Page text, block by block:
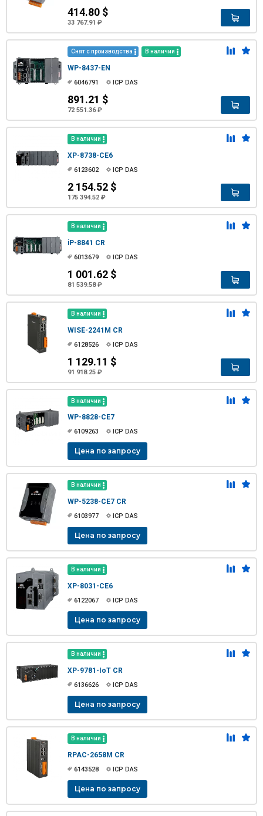
414.80 $
33 767.91 ₽
Снят с производства В наличии
WP-8437-EN
6046791 ICP DAS
891.21 $
72 551.36 ₽
В наличии
XP-8738-CE6
6123602 ICP DAS
2 154.52 $
175 394.52 ₽
В наличии
iP-8841 CR
6013679 ICP DAS
1 001.62 $
81 539.58 ₽
В наличии
WISE-2241M CR
6128526 ICP DAS
1 129.11 $
91 918.25 ₽
В наличии
WP-8828-CE7
6109263 ICP DAS
Цена по запросу
В наличии
WP-5238-CE7 CR
6103977 ICP DAS
Цена по запросу
В наличии
XP-8031-CE6
6122067 ICP DAS
Цена по запросу
В наличии
XP-9781-IoT CR
6136626 ICP DAS
Цена по запросу
В наличии
RPAC-2658M CR
6143528 ICP DAS
Цена по запросу